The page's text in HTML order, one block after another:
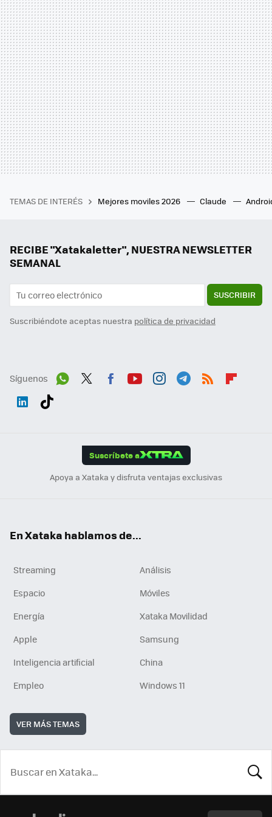
TEMAS DE INTERÉS Mejores moviles 2026 Claude
RECIBE "Xatakaletter", NUESTRA NEWSLETTER
SEMANAL
SUSCRIBIR
Suscribiéndote aceptas nuestra política de privacidad
Síguenos
Suscríbete a
Apoya a Xataka y disfruta ventajas exclusivas
En Xataka hablamos de...
Streaming
Análisis
Espacio
Móviles
Energía
Xataka Movilidad
Apple
Samsung
Inteligencia artificial
China
Empleo
Windows 11
VER MÁS TEMAS